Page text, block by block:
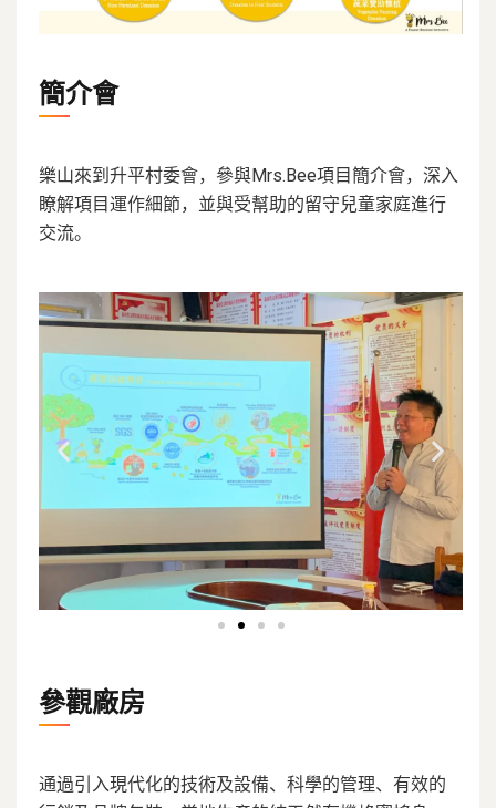
簡介會
樂山來到升平村委會，參與Mrs.Bee項目簡介會，深入
瞭解項目運作細節，並與受幫助的留守兒童家庭進行
交流。
參觀廠房
通過引入現代化的技術及設備、科學的管理、有效的